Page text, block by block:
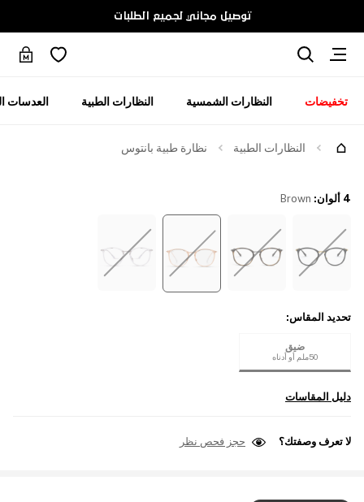
توصيل مجاني لجميع الطلبات
تخفيضات النظارات الشمسية النظارات الطبية العدسات
النظارات الطبية نظارة طبية بانتوس
4 ألوان :
Brown
تحديد المقاس:
ضيق
50ملم أو أدناه
دليل المقاسات
لا تعرف وصفتك؟ حجز فحص نظر